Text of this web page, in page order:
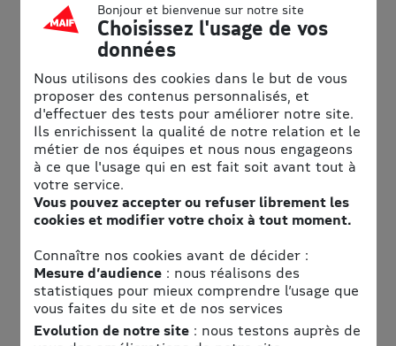
Cette labellisation est une étape importante. Elle nous
engage autant qu’elle nous encourage. Car accueillir des
vacanciers, c’est aussi prendre soin des territoires qui nous
exceptionnels dans lesquels nous opérons. "
L'esprit Belambra, au plus vrai des
vacances.
Bonjour et bienvenue sur notre site
Choisissez l'usage de vos
données
Nous utilisons des cookies dans le but de vous
proposer des contenus personnalisés, et
d'effectuer des tests pour améliorer notre site.
Ils enrichissent la qualité de notre relation et le
métier de nos équipes et nous nous engageons
à ce que l'usage qui en est fait soit avant tout à
votre service.
Vous pouvez accepter ou refuser librement les
cookies et modifier votre choix à tout moment.
Connaître nos cookies avant de décider :
Mesure d’audience: nous réalisons des
statistiques pour mieux comprendre l’usage que
vous faites du site et de nos services
Evolution de notre site: nous testons auprès de